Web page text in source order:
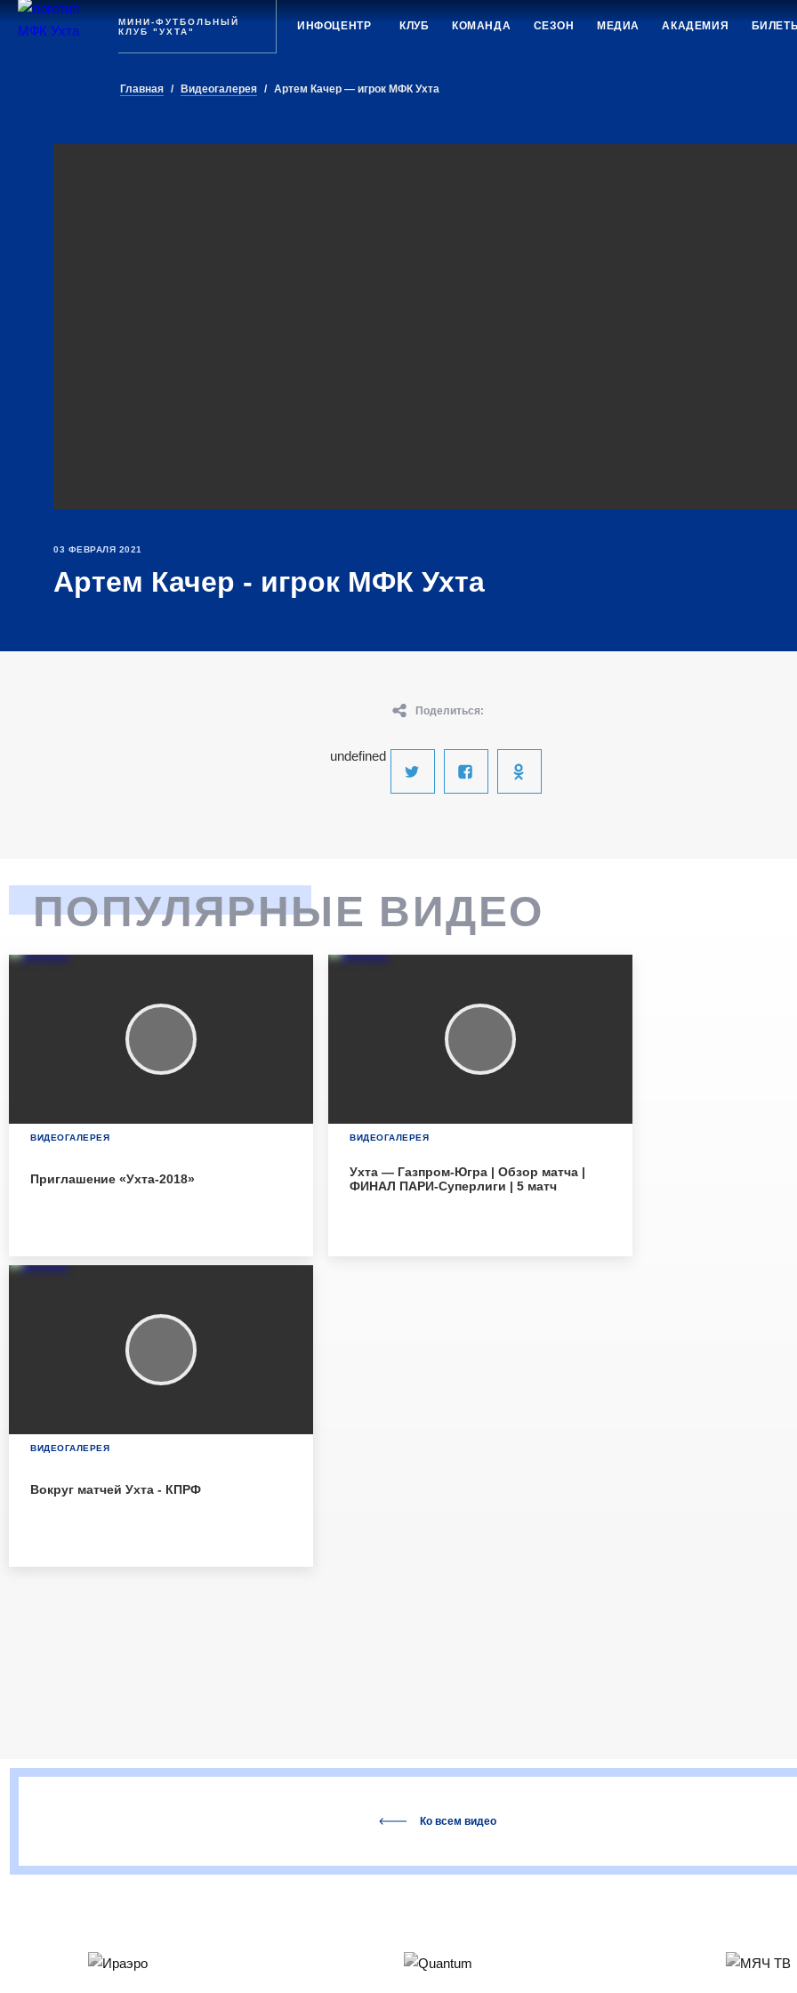
Ухта
МИНИ-ФУТБОЛЬНЫЙ
КЛУБ "УХТА"
ИНФОЦЕНТР КЛУБ КОМАНДА СЕЗОН МЕДИА АКАДЕМИЯ
Главная / Видеогалерея / Артем Качер — игрок МФК Ухта
03 ФЕВРАЛЯ 2021
Артем Качер - игрок МФК Ухта
Поделиться:
undefined
ПОПУЛЯРНЫЕ ВИДЕО
ВИДЕОГАЛЕРЕЯ
Приглашение «Ухта-2018»
ВИДЕОГАЛЕРЕЯ
Ухта — Газпром-Югра | Обзор матча |
ФИНАЛ ПАРИ-Суперлиги | 5 матч
ВИДЕОГАЛЕРЕЯ
Вокруг матчей Ухта - КПРФ
Ко всем видео